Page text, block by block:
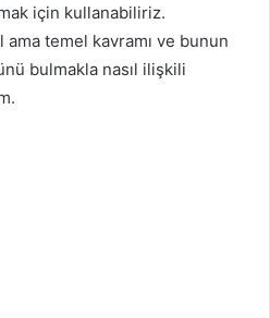
için kullanabiliriz.
temel kavramı ve bunun
bulmakla nasıl ilişkili